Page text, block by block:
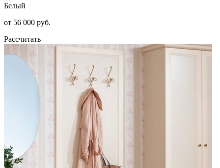
Белый
от 56 000 руб.
Рассчитать